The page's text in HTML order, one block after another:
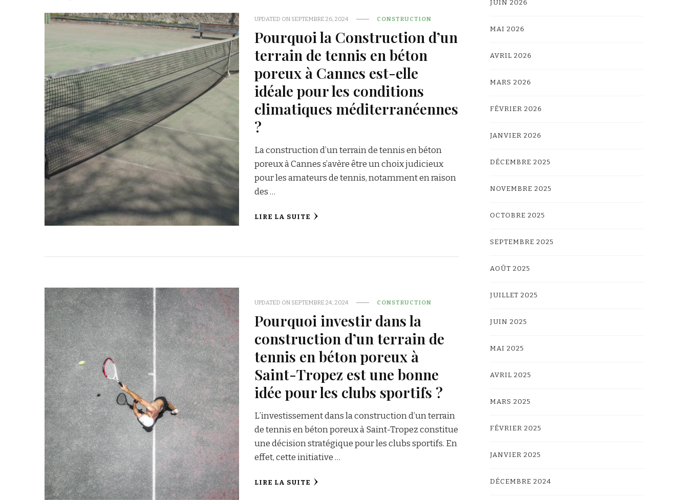
UPDATED ON SEPTEMBRE 26, 2024 CONSTRUCTION
Pourquoi la Construction d’un
terrain de tennis en béton
poreux à Cannes est-elle
idéale pour les conditions
climatiques méditerranéennes
?
La construction d’un terrain de tennis en béton
poreux à Cannes s’avère être un choix judicieux
pour les amateurs de tennis, notamment en raison
des …
LIRE LA SUITE
UPDATED ON SEPTEMBRE 24, 2024 CONSTRUCTION
Pourquoi investir dans la
construction d’un terrain de
tennis en béton poreux à
Saint-Tropez est une bonne
idée pour les clubs sportifs ?
L’investissement dans la construction d’un terrain
de tennis en béton poreux à Saint-Tropez constitue
une décision stratégique pour les clubs sportifs. En
effet, cette initiative …
LIRE LA SUITE
JUIN 2026
MAI 2026
AVRIL 2026
MARS 2026
FÉVRIER 2026
JANVIER 2026
DÉCEMBRE 2025
NOVEMBRE 2025
OCTOBRE 2025
SEPTEMBRE 2025
AOÛT 2025
JUILLET 2025
JUIN 2025
MAI 2025
AVRIL 2025
MARS 2025
FÉVRIER 2025
JANVIER 2025
DÉCEMBRE 2024